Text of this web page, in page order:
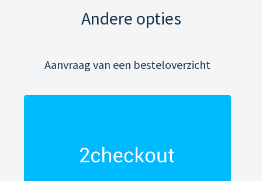
Andere opties
Aanvraag van een besteloverzicht